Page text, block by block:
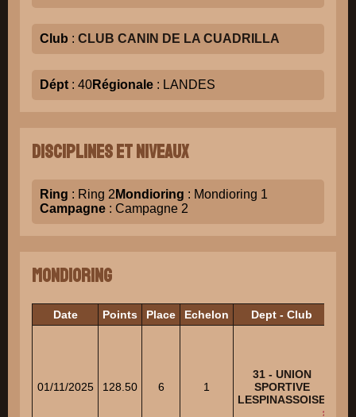
Club : CLUB CANIN DE LA CUADRILLA
Dépt : 40Régionale : LANDES
Disciplines et niveaux
Ring : Ring 2 Mondioring : Mondioring 1
Campagne : Campagne 2
Mondioring
Date Points Place Echelon Dept - Club
01/11/2025 128.50 6 1
31 - UNION
SPORTIVE
LESPINASSOISE